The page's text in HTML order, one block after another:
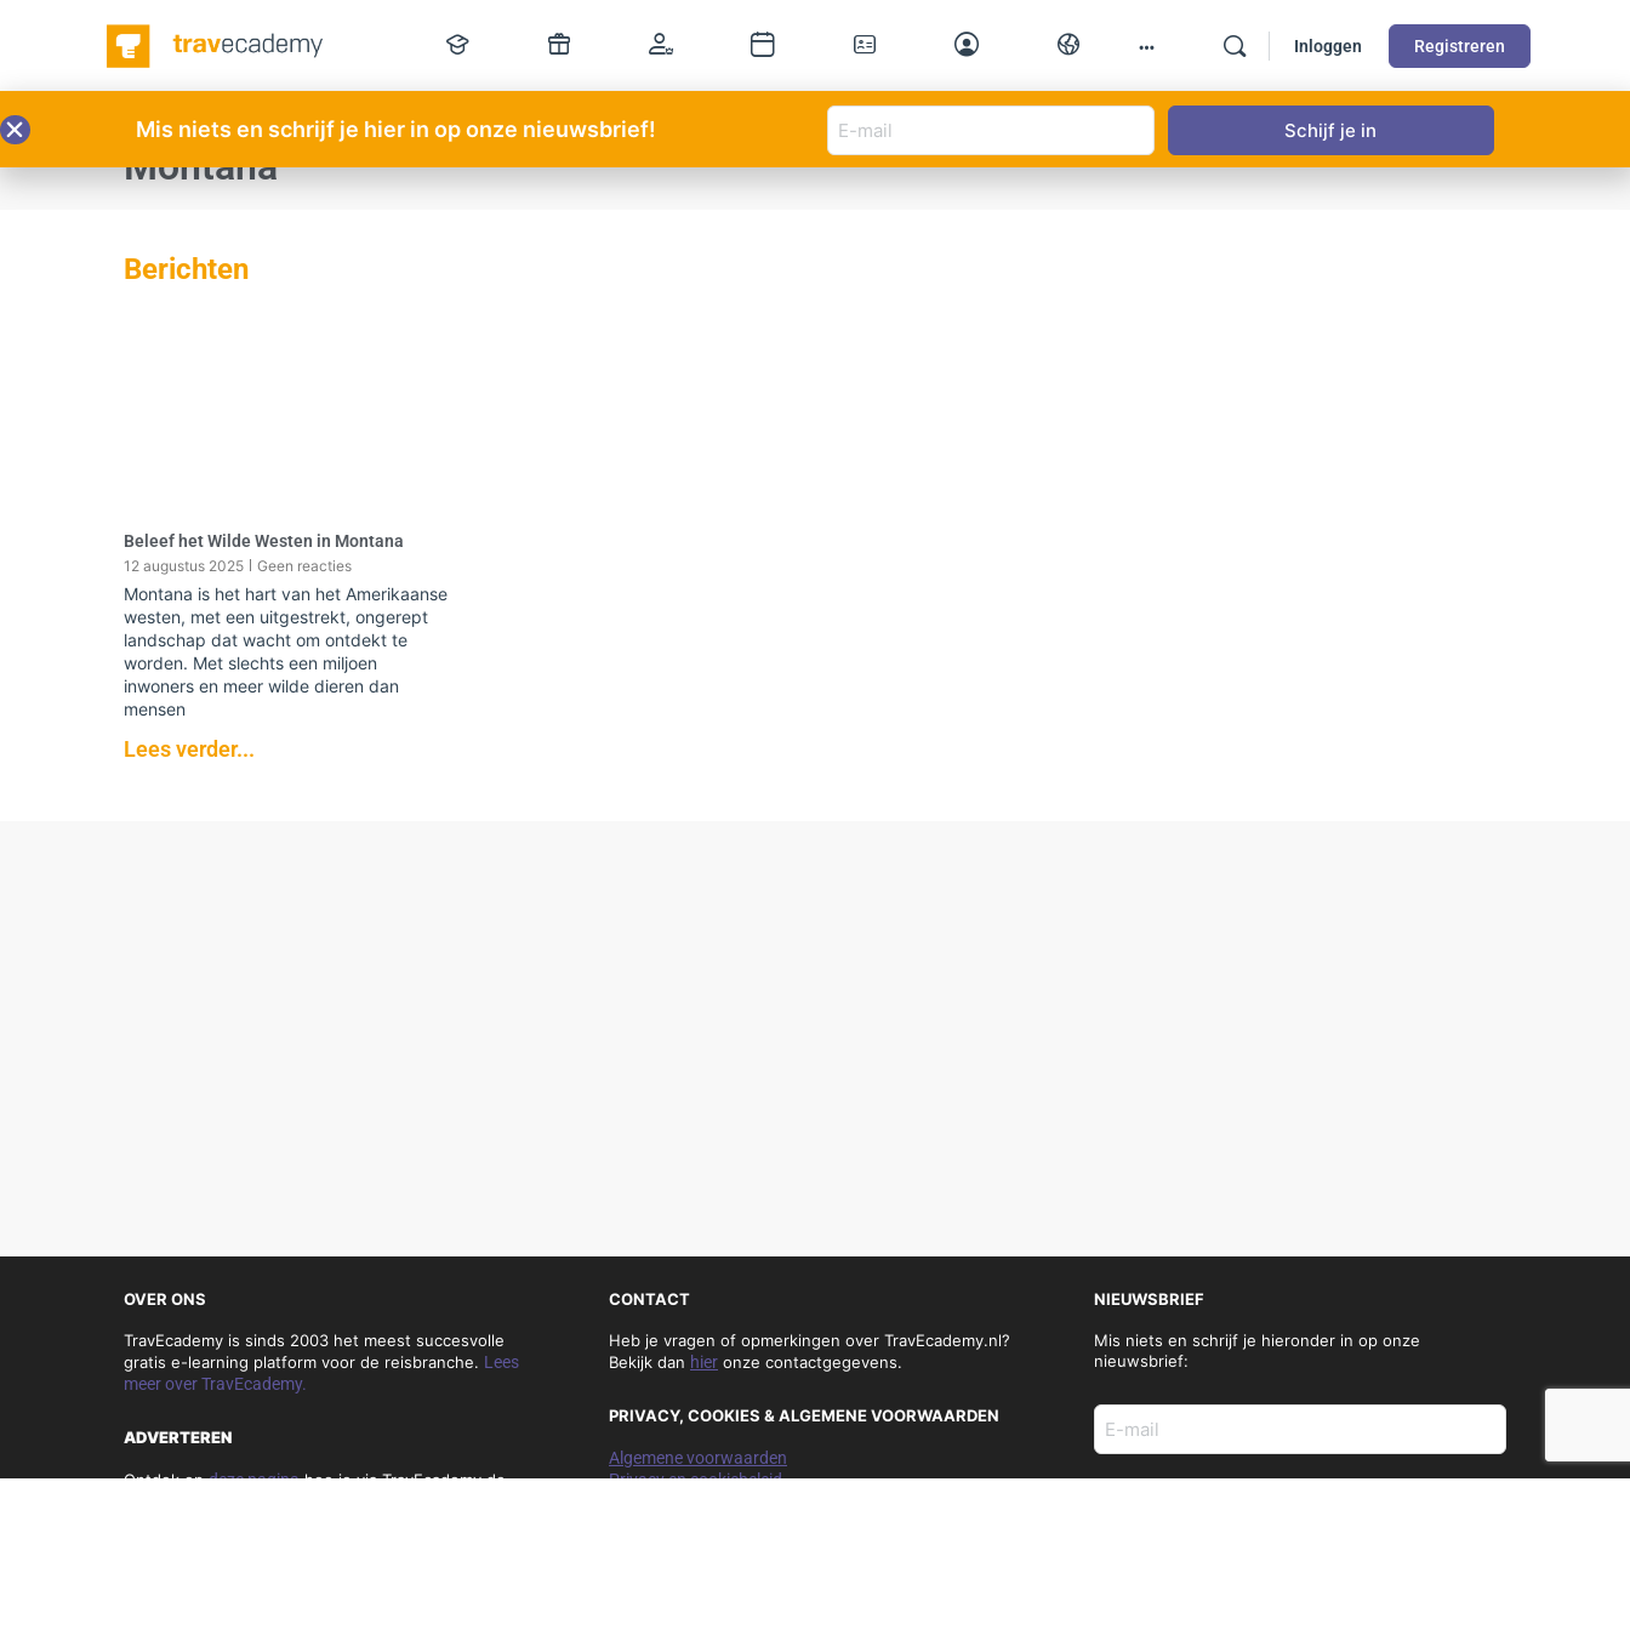
Inloggen Registreren
Montana
Berichten
Beleef het Wilde Westen in Montana
12 augustus 2025 Geen reacties
Montana is het hart van het Amerikaanse
westen, met een uitgestrekt, ongerept
landschap dat wacht om ontdekt te
worden. Met slechts een miljoen
inwoners en meer wilde dieren dan
mensen
Lees verder...
OVER ONS
TravEcademy is sinds 2003 het meest succesvolle
gratis e-learning platform voor de reisbranche. Lees
meer over TravEcademy.
ADVERTEREN
Ontdek opdeze paginahoe je via TravEcademy de
CONTACT
Heb je vragen of opmerkingen over TravEcademy.nl?
Bekijk dan hier onze contactgegevens.
PRIVACY, COOKIES & ALGEMENE VOORWAARDEN
Algemene voorwaarden
Privacy en cookiebeleid
NIEUWSBRIEF
Mis niets en schrijf je hieronder in op onze
nieuwsbrief:
E-
mail
Mis niets en schrijf je hier in op onze nieuwsbrief!
E-
mail